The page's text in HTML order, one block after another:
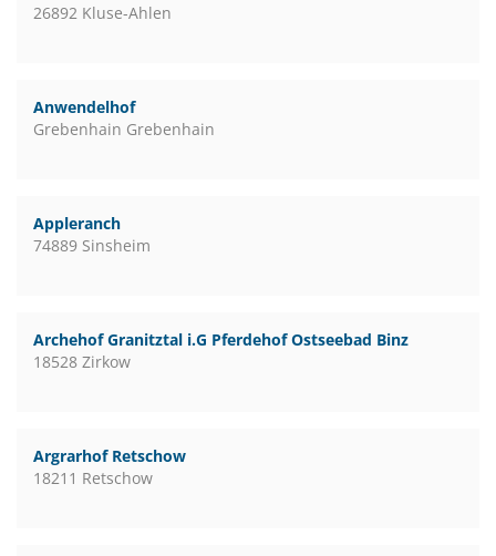
26892 Kluse-Ahlen
Anwendelhof
Grebenhain Grebenhain
Appleranch
74889 Sinsheim
Archehof Granitztal i.G Pferdehof Ostseebad Binz
18528 Zirkow
Argrarhof Retschow
18211 Retschow